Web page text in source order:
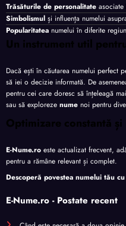
Trăsăturile de personalitate asociate
Simbolismul și influența numelui
Popularitatea numelui în diferite
Un instrument util
Dacă ești în căutarea numelui perfect
să iei o decizie informată. De
pentru cei care doresc să înțeleagă
sau să exploreze nume noi pentru
Optimizare constantă
E-Nume.ro este actualizat frecvent,
pentru a rămâne relevant și complet.
Descoperă povestea numelui tău cu
E-Nume.ro - Postate recent